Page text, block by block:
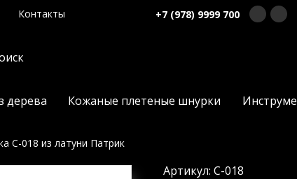
Контакты +7 (978) 9999 700
дерева Кожаные плетеные шнурки
С-018 из латуни Патрик
Артикул: С-018